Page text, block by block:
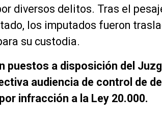
diversos delitos. Tras el
los imputados fueron
su custodia.
puestos a disposición del
audiencia de control de
infracción a la Ley 20.000.